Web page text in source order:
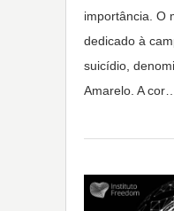
importância. O
dedicado à
suicídio,
Amarelo. A cor…